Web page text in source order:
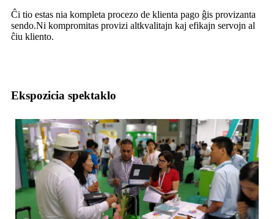
Ĉi tio estas nia kompleta procezo de klienta pago ĝis provizanta
sendo.Ni kompromitas provizi altkvalitajn kaj efikajn servojn al
ĉiu kliento.
Ekspozicia spektaklo